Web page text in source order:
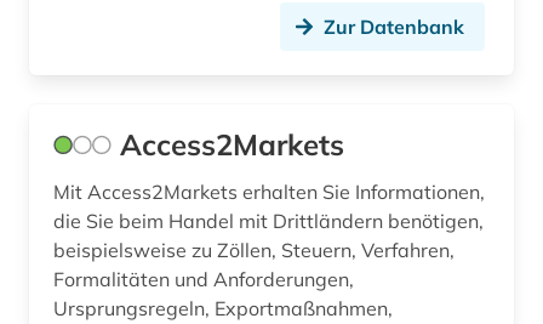
commonwealth (2)
community currency (1)
computer (1)
Zur Datenbank
Access2Markets
Mit Access2Markets erhalten Sie Informationen,
die Sie beim Handel mit Drittländern benötigen,
beispielsweise zu Zöllen, Steuern, Verfahren,
Formalitäten und Anforderungen,
Ursprungsregeln, Exportmaßnahmen,